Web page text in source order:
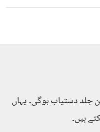
جلد دستیاب ہوگی۔ یہاں
ہیں۔